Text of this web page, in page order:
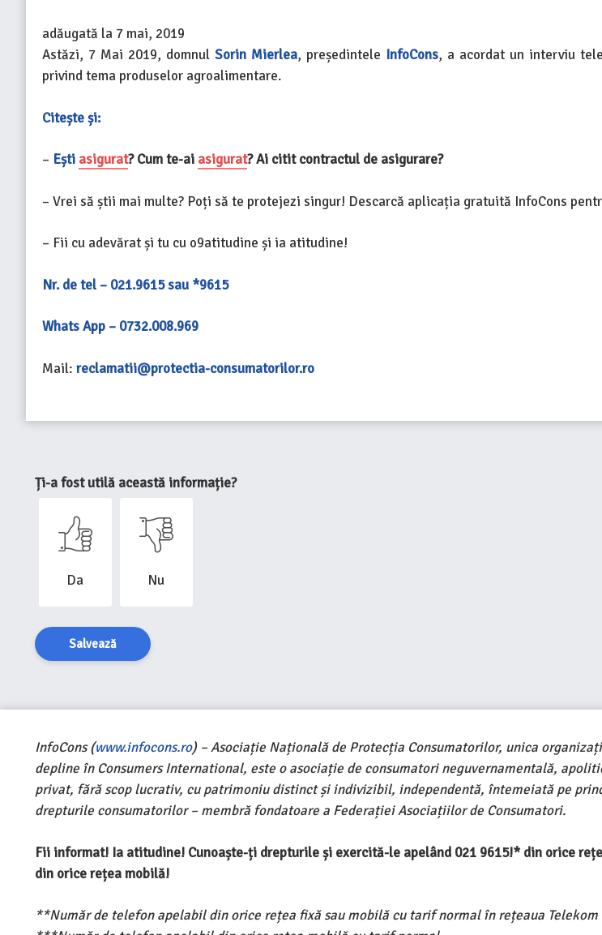
adăugată la 7 mai, 2019
Astăzi, 7 Mai 2019, domnulSorin Mierlea, președintele InfoCons, a acordat un interviu
privind tema produselor agroalimentare.
Citește și:
– Ești asigurat? Cum te-ai asigurat? Ai citit contractul de asigurare?
– Vrei să știi mai multe? Poți să te protejezi singur! Descarcă aplicația gratuită InfoCons
– Fii cu adevărat și tu cu o9atitudine și ia atitudine!
Nr. de tel – 021.9615 sau *9615
Whats App – 0732.008.969
Mail: reclamatii@protectia-consumatorilor.ro
Ți-a fost utilă această informație?
Da Nu
Salvează
InfoCons (www.infocons.ro) – Asociație Națională de Protecția Consumatorilor, unica
depline în Consumers International, este o asociație de consumatori neguvernamentală,
privat, fără scop lucrativ, cu patrimoniu distinct și indivizibil, independentă, întemeiată pe
drepturile consumatorilor – membră fondatoare a Federației Asociațiilor de Consumatori.
Fii informat! Ia atitudine! Cunoaște-ți drepturile și exercită-le apelând 021 9615!* din orice
din orice rețea mobilă!
**Număr de telefon apelabil din orice rețea fixă sau mobilă cu tarif normal în rețeaua Telekom